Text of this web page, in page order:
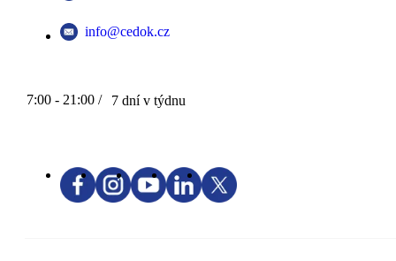
info@cedok.cz
7:00 - 21:00 / 7 dní v týdnu